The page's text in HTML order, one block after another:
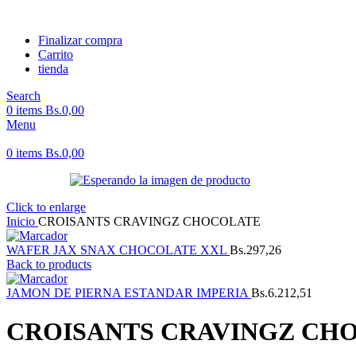
Finalizar compra
Carrito
tienda
Search
0 items Bs.0,00
Menu
0 items Bs.0,00
Click to enlarge
Inicio CROISANTS CRAVINGZ CHOCOLATE
WAFER JAX SNAX CHOCOLATE XXL Bs.297,26
Back to products
JAMON DE PIERNA ESTANDAR IMPERIA Bs.6.212,51
CROISANTS CRAVINGZ